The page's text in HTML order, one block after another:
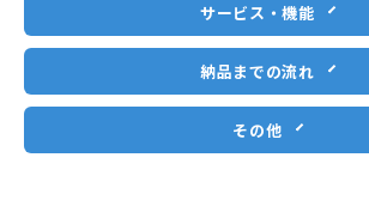
サービス・機能
納品までの流れ
その他